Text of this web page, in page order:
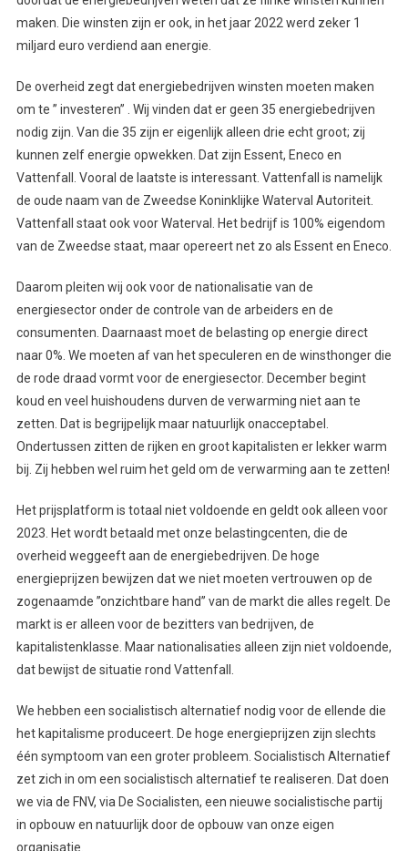
maken. Die winsten zijn er ook, in het jaar 2022 werd zeker 1
miljard euro verdiend aan energie.
De overheid zegt dat energiebedrijven winsten moeten maken
om te ’’ investeren’’ . Wij vinden dat er geen 35 energiebedrijven
nodig zijn. Van die 35 zijn er eigenlijk alleen drie echt groot; zij
kunnen zelf energie opwekken. Dat zijn Essent, Eneco en
Vattenfall. Vooral de laatste is interessant. Vattenfall is namelijk
de oude naam van de Zweedse Koninklijke Waterval Autoriteit.
Vattenfall staat ook voor Waterval. Het bedrijf is 100% eigendom
van de Zweedse staat, maar opereert net zo als Essent en Eneco.
Daarom pleiten wij ook voor de nationalisatie van de
energiesector onder de controle van de arbeiders en de
consumenten. Daarnaast moet de belasting op energie direct
naar 0%. We moeten af van het speculeren en de winsthonger die
de rode draad vormt voor de energiesector. December begint
koud en veel huishoudens durven de verwarming niet aan te
zetten. Dat is begrijpelijk maar natuurlijk onacceptabel.
Ondertussen zitten de rijken en groot kapitalisten er lekker warm
bij. Zij hebben wel ruim het geld om de verwarming aan te zetten!
Het prijsplatform is totaal niet voldoende en geldt ook alleen voor
2023. Het wordt betaald met onze belastingcenten, die de
overheid weggeeft aan de energiebedrijven. De hoge
energieprijzen bewijzen dat we niet moeten vertrouwen op de
zogenaamde ’’onzichtbare hand’’ van de markt die alles regelt. De
markt is er alleen voor de bezitters van bedrijven, de
kapitalistenklasse. Maar nationalisaties alleen zijn niet voldoende,
dat bewijst de situatie rond Vattenfall.
We hebben een socialistisch alternatief nodig voor de ellende die
het kapitalisme produceert. De hoge energieprijzen zijn slechts
één symptoom van een groter probleem. Socialistisch Alternatief
zet zich in om een socialistisch alternatief te realiseren. Dat doen
we via de FNV, via De Socialisten, een nieuwe socialistische partij
in opbouw en natuurlijk door de opbouw van onze eigen
organisatie.